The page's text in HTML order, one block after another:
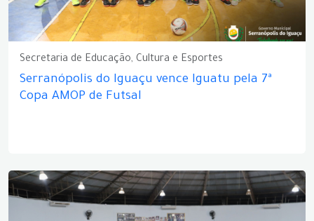
Secretaria de Educação, Cultura e Esportes
Serranópolis do Iguaçu vence Iguatu pela 7ª
Copa AMOP de Futsal